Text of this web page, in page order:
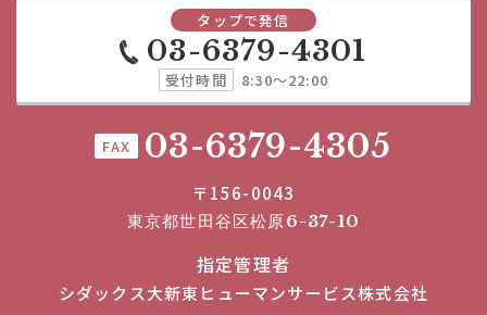
タップで発信
03-6379-4301
受付時間 8:30～22:00
FAX 03-6379-4305
〒156-0043
東京都世田谷区松原6-37-10
指定管理者
シダックス大新東ヒューマンサービス株式会社